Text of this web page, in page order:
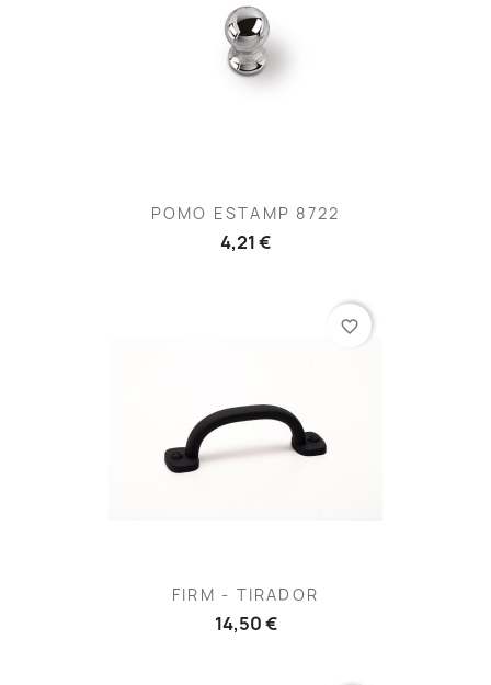
POMO ESTAMP 8722
4,21 €
FIRM - TIRADOR
14,50 €
favorite_border